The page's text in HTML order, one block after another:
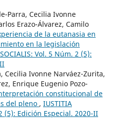
Parra, Cecilia Ivonne
Erazo-Álvarez, Camilo
de la eutanasia en
en la legislación
Vol. 5 Núm. 2 (5):
Cecilia Ivonne Narváez-Zurita,
Enrique Eugenio Pozo-
constitucional de
del pleno , IUSTITIA
(5): Edición Especial. 2020-II